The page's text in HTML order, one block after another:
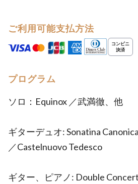
ご利用可能支払方法
プログラム
ソロ：Equinox ／武満徹、他
ギターデュオ: Sonatina
／Castelnuovo Tedesco
ギター、ピアノ: Double